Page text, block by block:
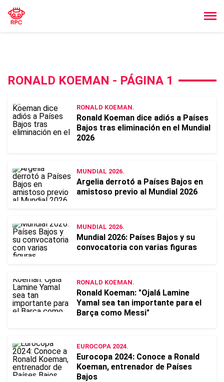
RONALD KOEMAN - PÁGINA 1
RONALD KOEMAN.
Ronald Koeman dice adiós a Países
Bajos tras eliminación en el Mundial
2026
MUNDIAL 2026.
Argelia derrotó a Países Bajos en
amistoso previo al Mundial 2026
MUNDIAL 2026.
Mundial 2026: Países Bajos y su
convocatoria con varias figuras
RONALD KOEMAN.
Ronald Koeman: "Ojalá Lamine
Yamal sea tan importante para el
Barça como Messi"
EUROCOPA 2024.
Eurocopa 2024: Conoce a Ronald
Koeman, entrenador de Países
Bajos